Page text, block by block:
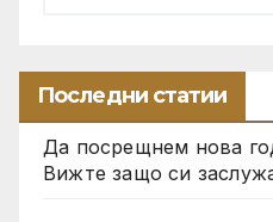
Последни статии
Да посрещнем нова
Вижте защо си